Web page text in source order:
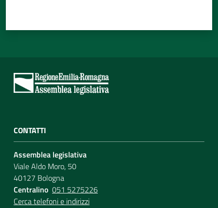
CONTATTI
Assemblea legislativa
Viale Aldo Moro, 50
40127 Bologna
Centralino 051 5275226
Cerca telefoni e indirizzi